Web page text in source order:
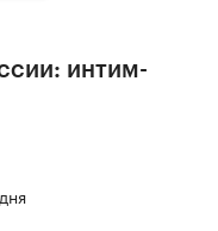
интим-